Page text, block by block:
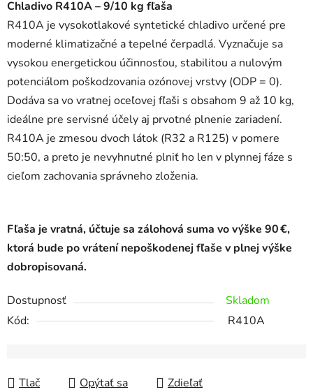
Chladivo R410A – 9/10 kg fľaša
R410A je vysokotlakové syntetické chladivo určené pre
moderné klimatizačné a tepelné čerpadlá. Vyznačuje sa
vysokou energetickou účinnosťou, stabilitou a nulovým
potenciálom poškodzovania ozónovej vrstvy (ODP = 0).
Dodáva sa vo vratnej oceľovej fľaši s obsahom 9 až 10 kg,
ideálne pre servisné účely aj prvotné plnenie zariadení.
R410A je zmesou dvoch látok (R32 a R125) v pomere
50:50, a preto je nevyhnutné plniť ho len v plynnej fáze s
cieľom zachovania správneho zloženia.
Fľaša je vratná, účtuje sa zálohová suma vo výške 90 €,
ktorá bude po vrátení nepoškodenej fľaše v plnej výške
dobropisovaná.
Dostupnosť
Skladom
Kód:
R410A
Tlač Opýtať sa Zdieľať